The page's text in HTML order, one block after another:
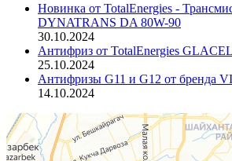
Новинка от TotalEnergies -
DYNATRANS DA 80W-90
30.10.2024
Антифриз от TotalEnergies
25.10.2024
Антифризы G11 и G12 от бренда
14.10.2024